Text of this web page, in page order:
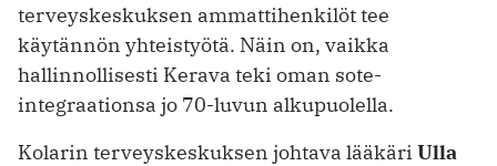
terveyskeskuksen ammattihenkilöt tee
käytännön yhteistyötä. Näin on, vaikka
hallinnollisesti Kerava teki oman sote-
integraationsa jo 70-luvun alkupuolella.
Kolarin terveyskeskuksen johtava lääkäri Ulla